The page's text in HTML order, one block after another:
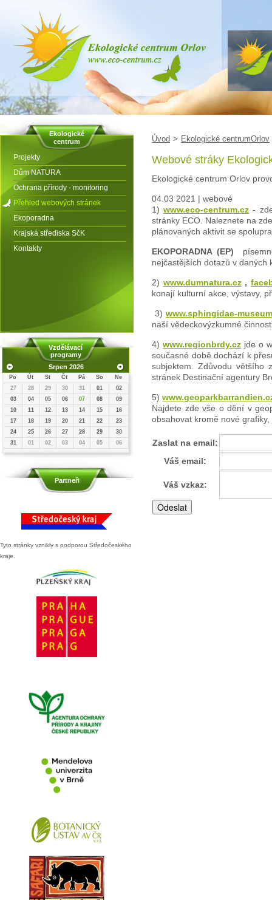
Ekologické
centrum
Projekty
Dům NATURA
Ochrana přírody - monitoring
Přehled webových stránek
Ekoporadna
Krajská střediska SčK
Kontakty
Vzdělávací
programy
Srpen 2026
Po Út St Čt Pá So
Ne
27
28 29 30 31 01
02
03
04 05 06 07 08
09
10
11 12 13 14 15
16
17
18 19 20 21 22
23
24
25 26 27 28 29
30
31
01 02 03 04 05 06
Partneři
Tyto stránky vznikly s podporou Středočeského
kraje.
Úvod > Ekologické centrumOrlov
Webové stráky
Ekologické centrum Orlov
04.03 2021 | webové
1) www.eco-centrum.cz -
stránky ECO. Naleznete na
plánovaných aktivit se
EKOPORADNA (EP)
nejčastějších dotazů v daných
2) www.dumnatura.cz ,
konají kulturní akce, výstavy,
3) www.sphingidae-
naší vědeckovýzkumné
4) www.regionbrdy.cz jde o
současné době dochází k
subjektem. Zdůvodu většího
stránek Destinační agentury
5)
Najdete zde vše o dění v
obsahovat kromě nové
Zaslat na email:
Váš email:
Váš vzkaz: